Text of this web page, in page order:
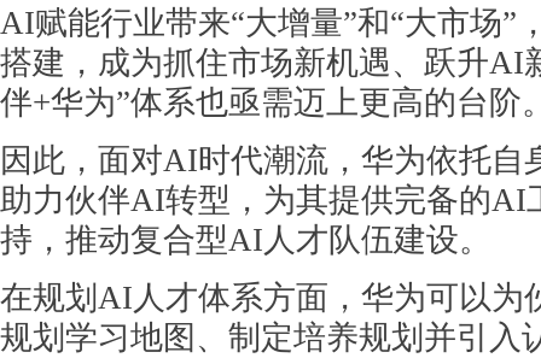
AI赋能行业带来“大增量”和“大市场”
搭建，成为抓住市场新机遇、跃升AI
伴+华为”体系也亟需迈上更高的台阶
因此，面对AI时代潮流，华为依托自
助力伙伴AI转型，为其提供完备的AI
持，推动复合型AI人才队伍建设。
在规划AI人才体系方面，华为可以为
规划学习地图、制定培养规划并引入